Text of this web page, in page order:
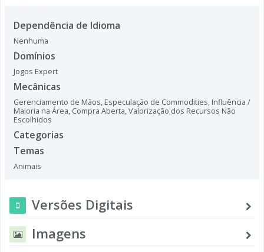
Dependência de Idioma
Nenhuma
Domínios
Jogos Expert
Mecânicas
Gerenciamento de Mãos, Especulação de Commodities, Influência /
Maioria na Área, Compra Aberta,Valorização dos Recursos Não
Escolhidos
Categorias
Temas
Animais
Versões Digitais
Imagens